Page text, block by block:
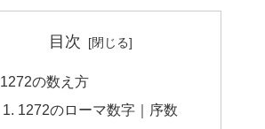
目次
1272の数え方
1272のローマ数字｜序数